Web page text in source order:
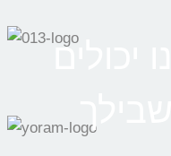
יכולים